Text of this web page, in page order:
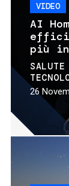
VIDEO
AI
più
26